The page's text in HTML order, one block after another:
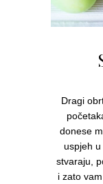
Dragi
donese
uspjeh
stvaraju,
i zato